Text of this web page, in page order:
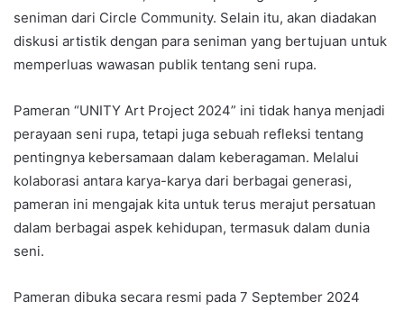
seniman dari Circle Community. Selain itu, akan diadakan
diskusi artistik dengan para seniman yang bertujuan untuk
memperluas wawasan publik tentang seni rupa.
Pameran “UNITY Art Project 2024” ini tidak hanya menjadi
perayaan seni rupa, tetapi juga sebuah refleksi tentang
pentingnya kebersamaan dalam keberagaman. Melalui
kolaborasi antara karya-karya dari berbagai generasi,
pameran ini mengajak kita untuk terus merajut persatuan
dalam berbagai aspek kehidupan, termasuk dalam dunia
seni.
Pameran dibuka secara resmi pada 7 September 2024